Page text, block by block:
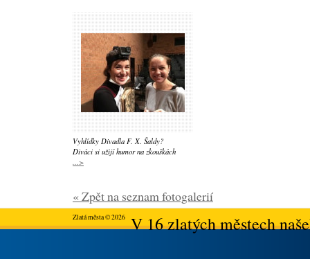
Vyhlídky Divadla F. X. Šaldy?
Diváci si užijí humor na zkouškách
...>
« Zpět na seznam fotogalerií
Zlatá města © 2026V 16 zlatých městech